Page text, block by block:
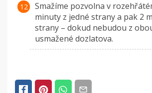
Smažíme pozvolna v
minuty z jedné strany a pak 2
strany – dokud nebudou z
usmažené dozlatova.